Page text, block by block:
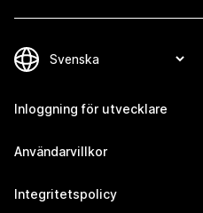
Inloggning för utvecklare
Användarvillkor
Integritetspolicy